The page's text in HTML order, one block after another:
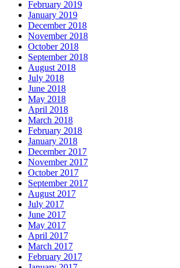
February 2019
January 2019
December 2018
November 2018
October 2018
September 2018
August 2018
July 2018
June 2018
May 2018
April 2018
March 2018
February 2018
January 2018
December 2017
November 2017
October 2017
September 2017
August 2017
July 2017
June 2017
May 2017
April 2017
March 2017
February 2017